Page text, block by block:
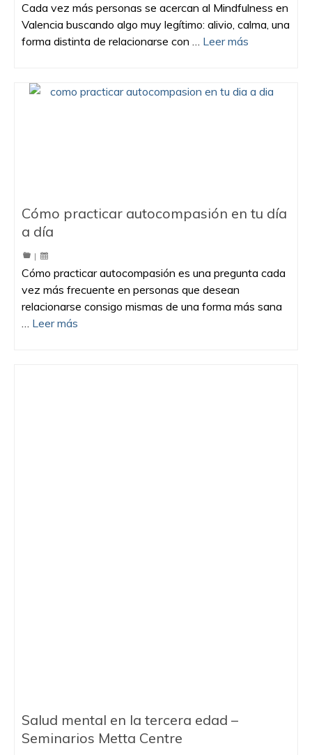
Cada vez más personas se acercan al Mindfulness en
Valencia buscando algo muy legítimo: alivio, calma, una
forma distinta de relacionarse con … Leer más
Cómo practicar autocompasión en tu día
a día
|
Cómo practicar autocompasión es una pregunta cada
vez más frecuente en personas que desean
relacionarse consigo mismas de una forma más sana
… Leer más
Salud mental en la tercera edad –
Seminarios Metta Centre